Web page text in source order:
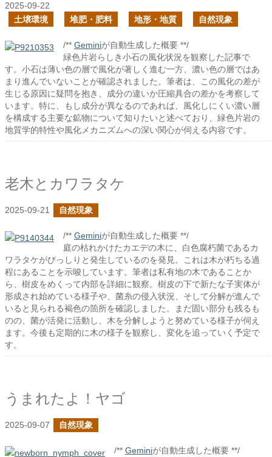
2025-09-22
土壌環境
堆肥・肥料 地形・地質 自然現象
/** Geminiが自動生成した概要 **/
緑色片岩らしき小石の風化状況を観察した記事で
す。小石は薄い色の層で風化が著しく進む一方、濃い色の層ではあ
まり進んでいないことが確認されました。筆者は、この風化の差が
生じる原因に疑問を抱き、成分の違いか圧縮具合の差かを考察して
います。特に、もし成分が異なるのであれば、風化しにくい濃い層
を構成する主要な鉱物について知りたいと述べており、緑色片岩の
地質学的特性や風化メカニズムへの深い関心が伺える内容です。
老木とカワラタケ
2025-09-21 自然現象
/** Geminiが自動生成した概要 **/
庭の枯れかけたカエデの木に、白色腐朽菌であるカ
ワラタケがびっしりと発生しているのを発見。これは木が朽ちる過
程にあることを示唆しています。筆者は私有地の木であることか
ら、樹皮をめくって内部を詳細に観察。樹皮の下で新たな子実体が
形成され始めている様子や、菌糸の侵入状況、そして分解が進んで
いると見られる褐色の箇所を確認しました。まだ固い部分も残るも
のの、菌が活発に活動し、木を分解しようと努めている様子が伺え
ます。今後も定期的に木の様子を観察し、変化を追っていく予定で
す。
うまれたよ！ヤゴ
2025-09-07 自然現象
/** Geminiが自動生成した概要 **/